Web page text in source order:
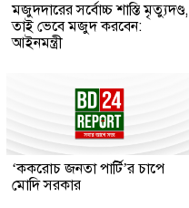
মজুদদারের সর্বোচ্চ শাস্তি মৃত্যুদণ্ড,
তাই ভেবে মজুদ করবেন:
আইনমন্ত্রী
‘ককরোচ জনতা পার্টি’র চাপে
মোদি সরকার